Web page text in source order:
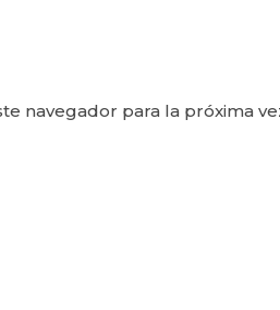
navegador para la próxima